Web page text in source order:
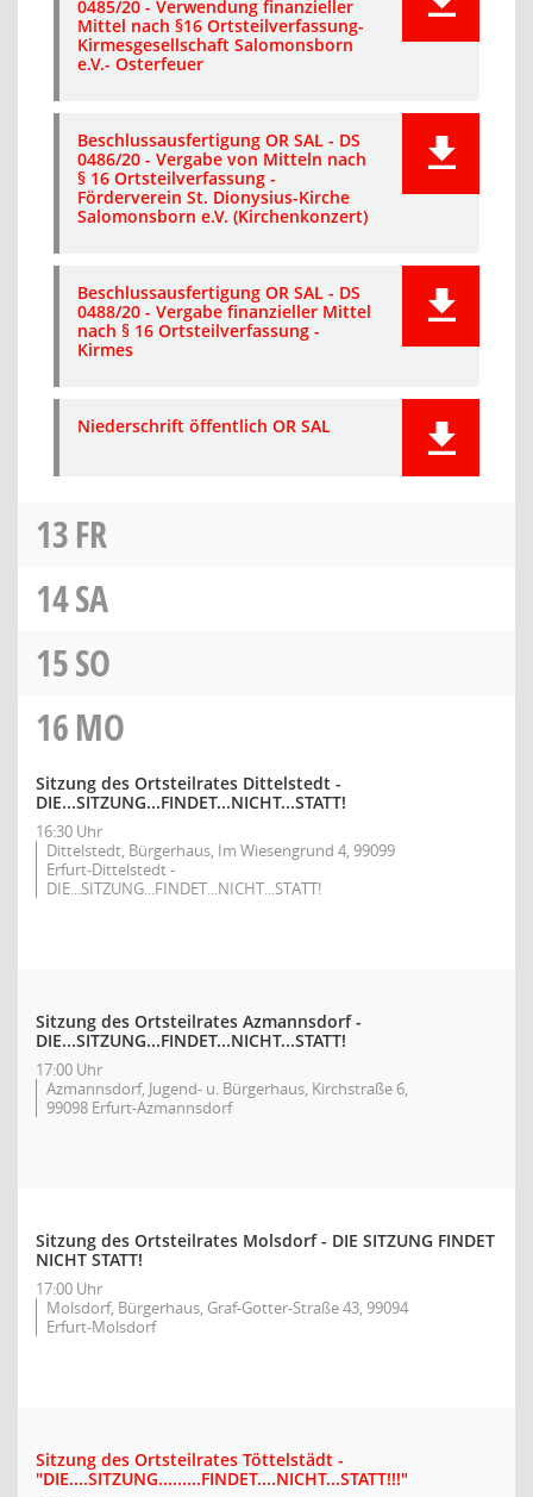
0485/20 - Verwendung finanzieller
Mittel nach §16 Ortsteilverfassung-
Kirmesgesellschaft Salomonsborn
e.V.- Osterfeuer
Beschlussausfertigung OR SAL - DS
0486/20 - Vergabe von Mitteln nach
§ 16 Ortsteilverfassung -
Förderverein St. Dionysius-Kirche
Salomonsborn e.V. (Kirchenkonzert)
Beschlussausfertigung OR SAL - DS
0488/20 - Vergabe finanzieller Mittel
nach § 16 Ortsteilverfassung -
Kirmes
Niederschrift öffentlich OR SAL
13FR
14SA
15SO
16MO
Sitzung des Ortsteilrates Dittelstedt -
DIE...SITZUNG...FINDET...NICHT...STATT!
16:30 Uhr
Dittelstedt, Bürgerhaus, Im Wiesengrund 4, 99099
Erfurt-Dittelstedt -
DIE...SITZUNG...FINDET...NICHT...STATT!
Sitzung des Ortsteilrates Azmannsdorf -
DIE...SITZUNG...FINDET...NICHT...STATT!
17:00 Uhr
Azmannsdorf, Jugend- u. Bürgerhaus, Kirchstraße 6,
99098 Erfurt-Azmannsdorf
Sitzung des Ortsteilrates Molsdorf - DIE SITZUNG FINDET
NICHT STATT!
17:00 Uhr
Molsdorf, Bürgerhaus, Graf-Gotter-Straße 43, 99094
Erfurt-Molsdorf
Sitzung des Ortsteilrates Töttelstädt -
"DIE....SITZUNG.........FINDET....NICHT...STATT!!!"